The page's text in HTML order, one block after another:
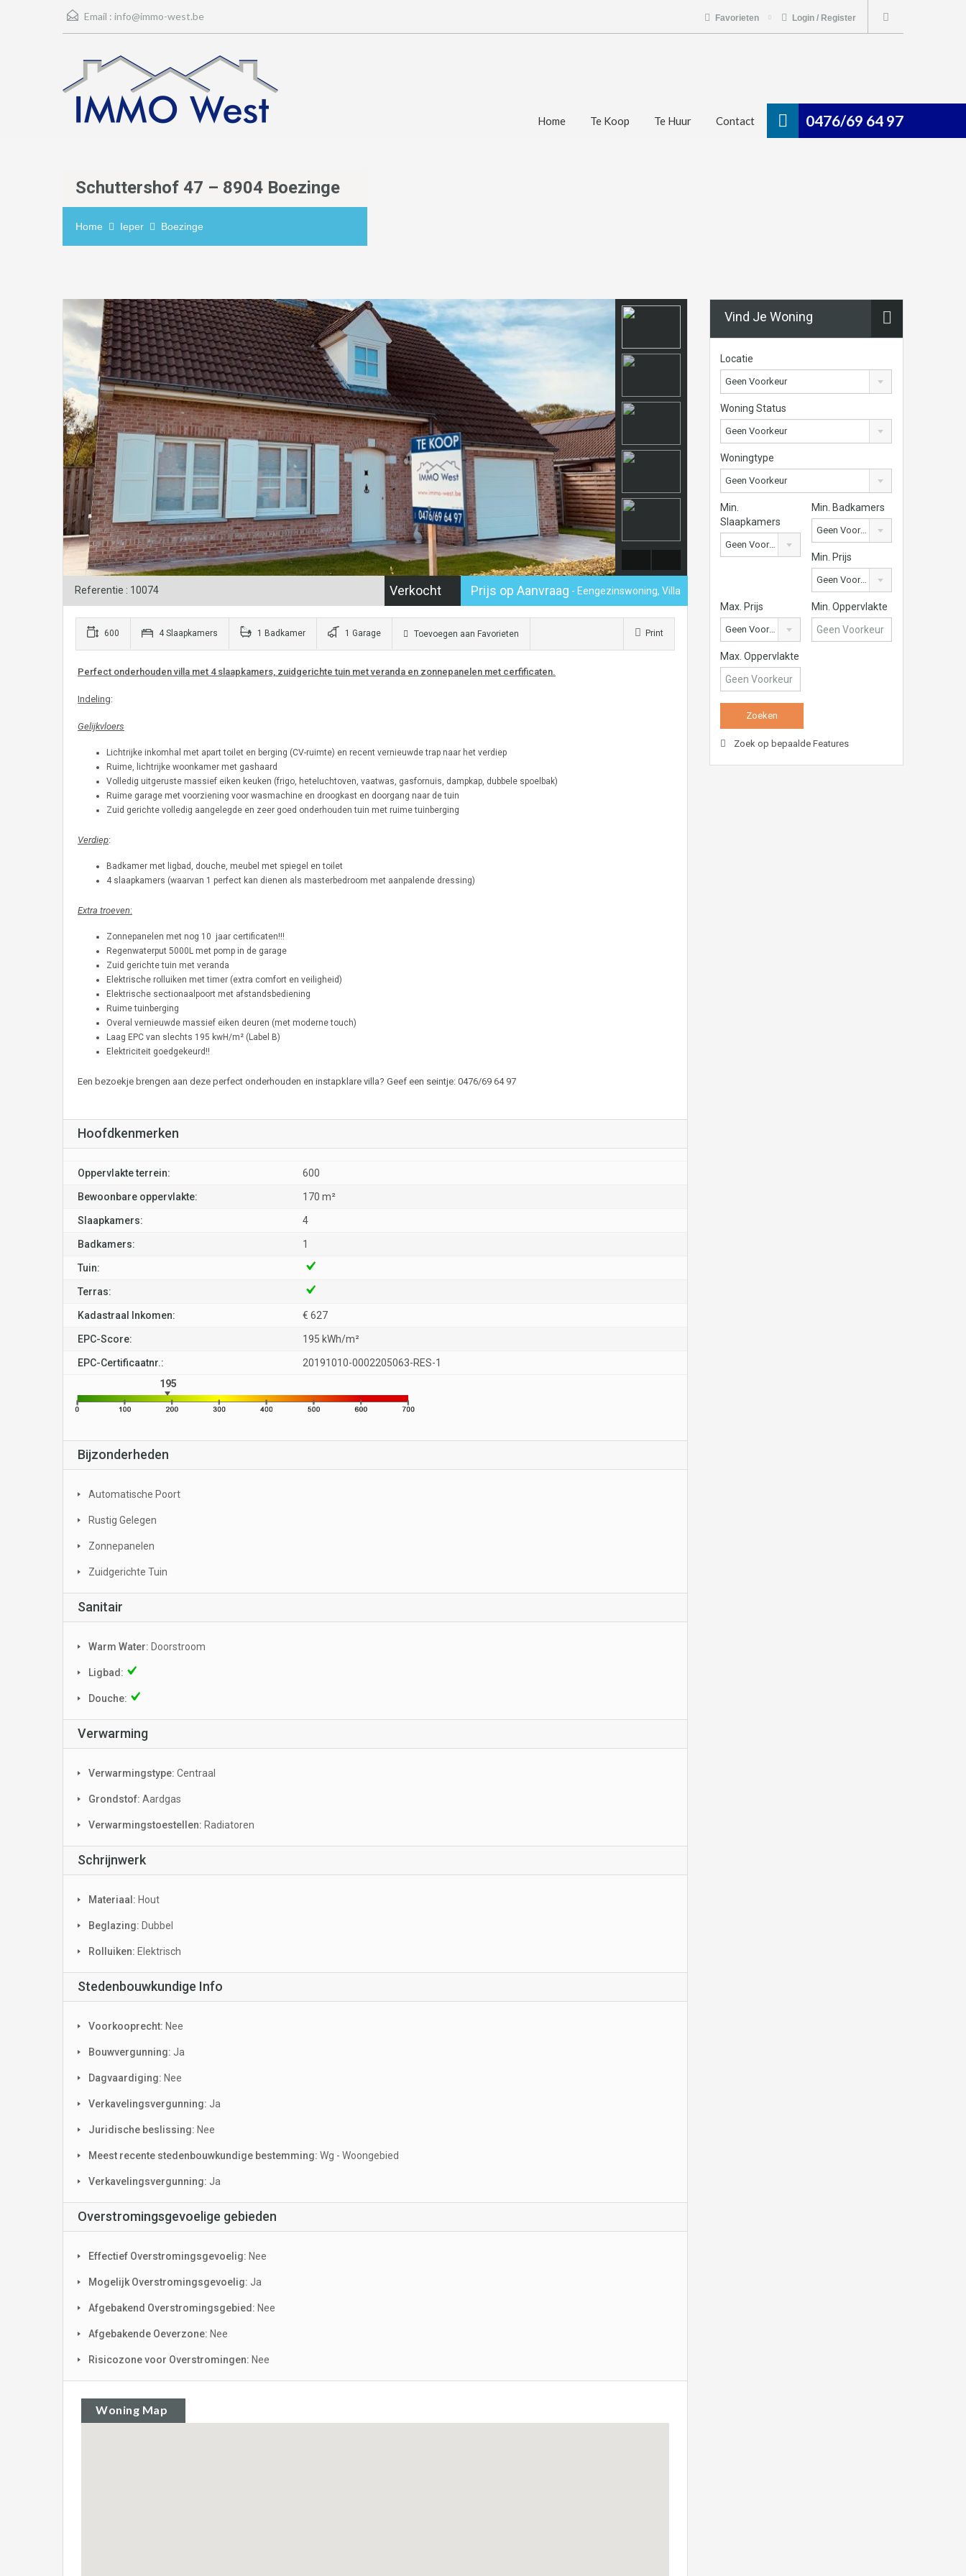
Email : info@immo-west.be Favorieten Login / Register
0476/69 64 97
Home Te Koop Te Huur Contact
Schuttershof 47 – 8904 Boezinge
Home Ieper Boezinge
Referentie : 10074 Verkocht Prijs op Aanvraag - Eengezinswoning, Villa
600 4 Slaapkamers 1 Badkamer 1 Garage Toevoegen aan Favorieten Print
Perfect onderhouden villa met 4 slaapkamers, zuidgerichte tuin met veranda en zonnepanelen met cerfificaten.
Indeling:
Gelijkvloers
Lichtrijke inkomhal met apart toilet en berging (CV-ruimte) en recent vernieuwde trap naar het verdiep
Ruime, lichtrijke woonkamer met gashaard
Volledig uitgeruste massief eiken keuken (frigo, heteluchtoven, vaatwas, gasfornuis, dampkap, dubbele spoelbak)
Ruime garage met voorziening voor wasmachine en droogkast en doorgang naar de tuin
Zuid gerichte volledig aangelegde en zeer goed onderhouden tuin met ruime tuinberging
Verdiep:
Badkamer met ligbad, douche, meubel met spiegel en toilet
4 slaapkamers (waarvan 1 perfect kan dienen als masterbedroom met aanpalende dressing)
Extra troeven:
Zonnepanelen met nog 10 jaar certificaten!!!
Regenwaterput 5000L met pomp in de garage
Zuid gerichte tuin met veranda
Elektrische rolluiken met timer (extra comfort en veiligheid)
Elektrische sectionaalpoort met afstandsbediening
Ruime tuinberging
Overal vernieuwde massief eiken deuren (met moderne touch)
Laag EPC van slechts 195 kwH/m² (Label B)
Elektriciteit goedgekeurd!!
Een bezoekje brengen aan deze perfect onderhouden en instapklare villa? Geef een seintje: 0476/69 64 97
Hoofdkenmerken
Oppervlakte terrein: 600
Bewoonbare oppervlakte: 170 m²
Slaapkamers: 4
Badkamers: 1
Tuin:
Terras:
Kadastraal Inkomen: € 627
EPC-Score: 195 kWh/m²
EPC-Certificaatnr.:
20191010-0002205063-RES-1
195
Bijzonderheden
Automatische Poort
Rustig Gelegen
Zonnepanelen
Zuidgerichte Tuin
Sanitair
Warm Water: Doorstroom
Ligbad:
Douche:
Verwarming
Verwarmingstype: Centraal
Grondstof: Aardgas
Verwarmingstoestellen: Radiatoren
Schrijnwerk
Materiaal: Hout
Beglazing: Dubbel
Rolluiken: Elektrisch
Stedenbouwkundige Info
Voorkooprecht: Nee
Bouwvergunning: Ja
Dagvaardiging: Nee
Verkavelingsvergunning: Ja
Juridische beslissing: Nee
Meest recente stedenbouwkundige bestemming: Wg - Woongebied
Verkavelingsvergunning: Ja
Overstromingsgevoelige gebieden
Effectief Overstromingsgevoelig: Nee
Mogelijk Overstromingsgevoelig: Ja
Afgebakend Overstromingsgebied: Nee
Afgebakende Oeverzone: Nee
Risicozone voor Overstromingen: Nee
Woning Map
Vind Je Woning
Locatie
Geen Voorkeur
Woning Status
Geen Voorkeur
Woningtype
Geen Voorkeur
Min.
Slaapkamers
Geen Voorkeur
Min. Badkamers
Geen Voorkeur
Min. Prijs
Geen Voorkeur
Max. Prijs
Geen Voorkeur
Min. Oppervlakte
Max. Oppervlakte
Zoek op bepaalde Features